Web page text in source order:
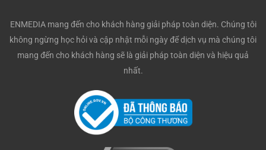
ENMEDIA mang đến cho khách hàng giải pháp toàn diện. Chúng tôi
không ngừng học hỏi và cập nhật mỗi ngày để dịch vụ mà chúng tôi
mang đến cho khách hàng sẽ là giải pháp toàn diện và hiệu quả
nhất.